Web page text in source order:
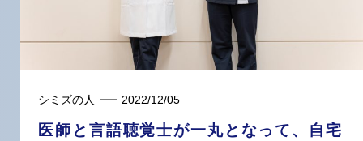
シミズの人 2022/12/05
医師と言語聴覚士が一丸となって、自宅